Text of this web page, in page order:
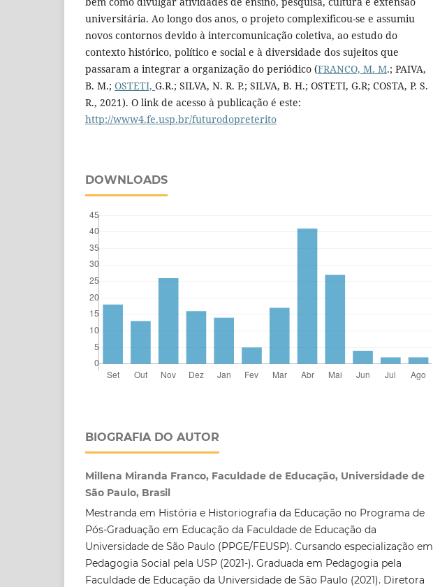
universitária. Ao longo dos anos, o projeto complexificou-se e assumiu
novos contornos devido à intercomunicação coletiva, ao estudo do
contexto histórico, político e social e à diversidade dos sujeitos que
passaram a integrar a organização do periódico (FRANCO, M. M.; PAIVA,
B. M.; OSTETI, G.R.; SILVA, N. R. P.; SILVA, B. H.; OSTETI, G.R; COSTA, P. S.
R., 2021). O link de acesso à publicação é este:
http://www4.fe.usp.br/futurodopreterito
DOWNLOADS
BIOGRAFIA DO AUTOR
Millena Miranda Franco, Faculdade de Educação, Universidade de
São Paulo, Brasil
Mestranda em História e Historiografia da Educação no Programa de
Pós-Graduação em Educação da Faculdade de Educação da
Universidade de São Paulo (PPGE/FEUSP). Cursando especialização em
Pedagogia Social pela USP (2021-). Graduada em Pedagogia pela
Faculdade de Educação da Universidade de São Paulo (2021). Diretora